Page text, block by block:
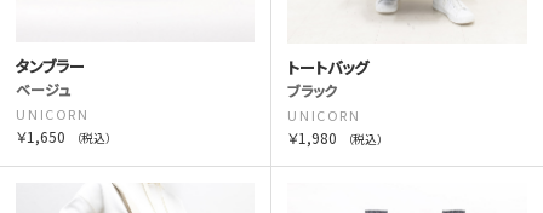
タンブラー
ベージュ
UNICORN
￥1,650 （税込）
トートバッグ
ブラック
UNICORN
￥1,980 （税込）